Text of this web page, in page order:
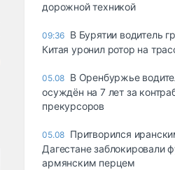
дорожной техникой
09:36 В Бурятии водитель
Китая уронил ротор на
05.08 В Оренбуржье
осуждён на 7 лет за
прекурсоров
05.08 Притворился
Дагестане заблокировали
армянским перцем